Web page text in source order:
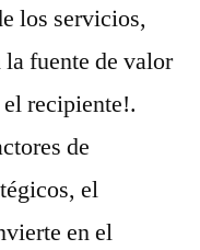
los servicios,
fuente de valor
recipiente!.
de
el
en el